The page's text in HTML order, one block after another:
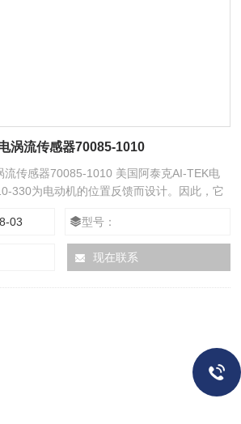
涡流传感器70085-1010
流传感器70085-1010 美国阿泰克AI-TEK电
330为电动机的位置反馈而设计。因此，它
们安装在电机轴上，因此它们通常尺寸较
它们有实心轴和空心轴两种版本，无论如何，
实心轴编码器更大，需要柔性联轴器
03 型号：
现在联系